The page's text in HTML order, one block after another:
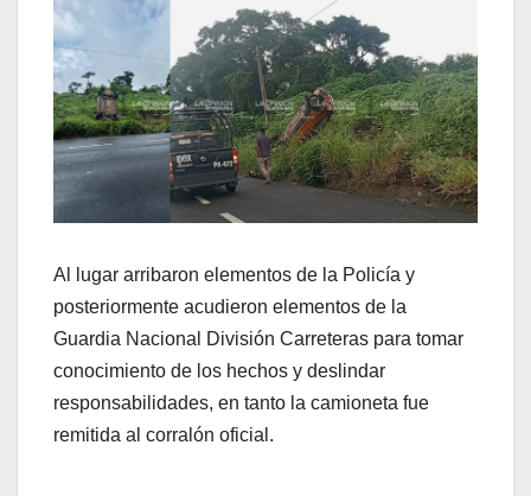
Al lugar arribaron elementos de la Policía y
posteriormente acudieron elementos de la
Guardia Nacional División Carreteras para tomar
conocimiento de los hechos y deslindar
responsabilidades, en tanto la camioneta fue
remitida al corralón oficial.